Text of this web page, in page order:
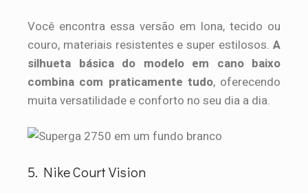
Você encontra essa versão em lona, tecido ou
couro, materiais resistentes e super estilosos. A
silhueta básica do modelo em cano baixo
combina com praticamente tudo, oferecendo
muita versatilidade e conforto no seu dia a dia.
5. Nike Court Vision